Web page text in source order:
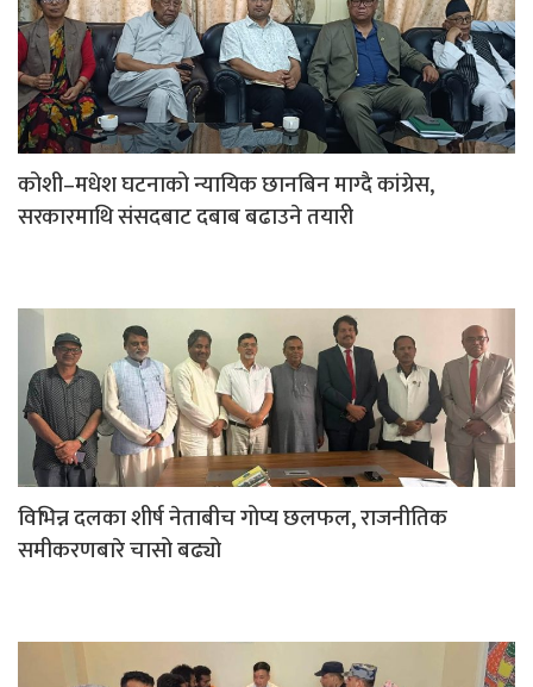
कोशी–मधेश घटनाको न्यायिक छानबिन माग्दै कांग्रेस,
सरकारमाथि संसदबाट दबाब बढाउने तयारी
विभिन्न दलका शीर्ष नेताबीच गोप्य छलफल, राजनीतिक
समीकरणबारे चासो बढ्यो